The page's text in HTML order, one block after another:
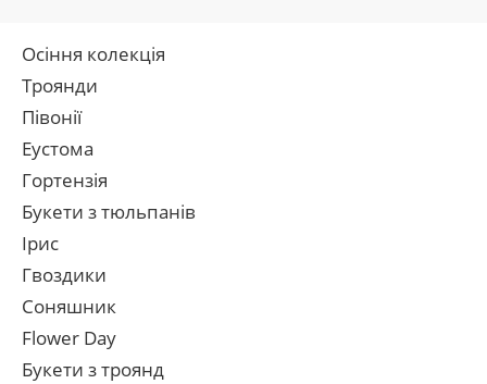
Осіння колекція
Троянди
Півонії
Еустома
Гортензія
Букети з тюльпанів
Ірис
Гвоздики
Соняшник
Flower Day
Букети з троянд